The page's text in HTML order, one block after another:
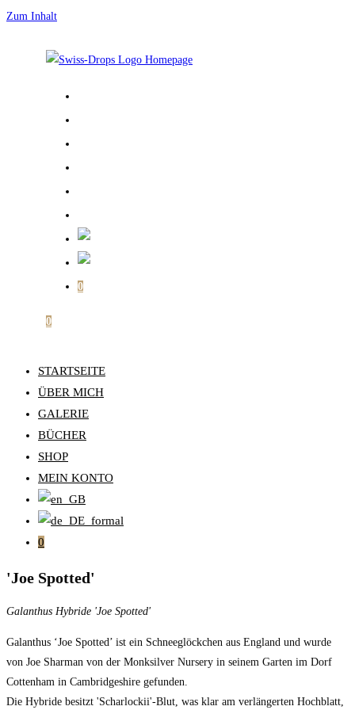
Zum Inhalt
0
0
STARTSEITE
ÜBER MICH
GALERIE
BÜCHER
SHOP
MEIN KONTO
0
'Joe Spotted'
Galanthus Hybride 'Joe Spotted'
Galanthus ‘Joe Spotted’ ist ein Schneeglöckchen aus England und wurde
von Joe Sharman von der Monksilver Nursery in seinem Garten im Dorf
Cottenham in Cambridgeshire gefunden.
Die Hybride besitzt 'Scharlockii'-Blut, was klar am verlängerten Hochblatt,